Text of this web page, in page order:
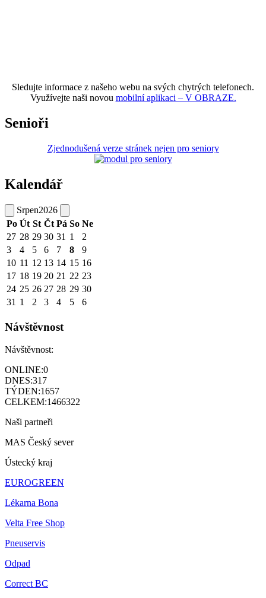
Sledujte informace z našeho webu na svých chytrých telefonech.
Využívejte naši novou mobilní aplikaci – V OBRAZE.
Senioři
Zjednodušená verze stránek nejen pro seniory
Kalendář
Srpen2026
Po Út St Čt Pá So Ne
27 28 29 30 31 1
2
3
4 5 6 7 8
9
10 11 12 13 14 15 16
17 18 19 20 21 22 23
24 25 26 27 28 29 30
31 1 2 3 4 5 6
Návštěvnost
Návštěvnost:
ONLINE:0
DNES:317
TÝDEN:1657
CELKEM:1466322
Naši partneři
MAS Český sever
Ústecký kraj
EUROGREEN
Lékarna Bona
Velta Free Shop
Pneuservis
Odpad
Correct BC